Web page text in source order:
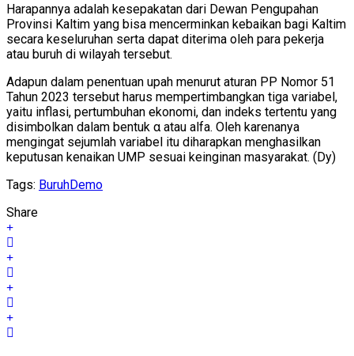
Harapannya adalah kesepakatan dari Dewan Pengupahan
Provinsi Kaltim yang bisa mencerminkan kebaikan bagi Kaltim
secara keseluruhan serta dapat diterima oleh para pekerja
atau buruh di wilayah tersebut.
Adapun dalam penentuan upah menurut aturan PP Nomor 51
Tahun 2023 tersebut harus mempertimbangkan tiga variabel,
yaitu inflasi, pertumbuhan ekonomi, dan indeks tertentu yang
disimbolkan dalam bentuk α atau alfa. Oleh karenanya
mengingat sejumlah variabel itu diharapkan menghasilkan
keputusan kenaikan UMP sesuai keinginan masyarakat. (Dy)
Tags: BuruhDemo
Share